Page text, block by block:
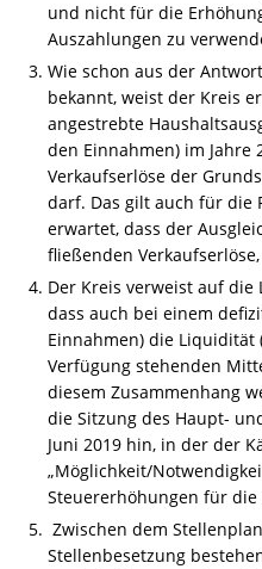
und nicht für die
Auszahlungen zu
Wie schon aus der
bekannt, weist der Kreis
angestrebte
den Einnahmen) im Jahre
Verkaufserlöse der
darf. Das gilt auch für die
erwartet, dass der
fließenden
Der Kreis verweist auf
dass auch bei einem
Einnahmen) die
Verfügung stehenden
diesem Zusammenhang
die Sitzung des Haupt-
Juni 2019 hin, in der der
„Möglichkeit/
Steuererhöhungen für
Zwischen dem
Stellenbesetzung